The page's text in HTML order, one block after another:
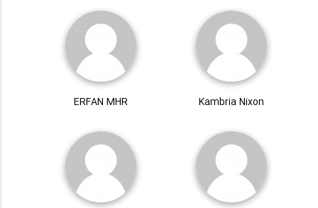
Kambria Nixon
ERFAN MHR